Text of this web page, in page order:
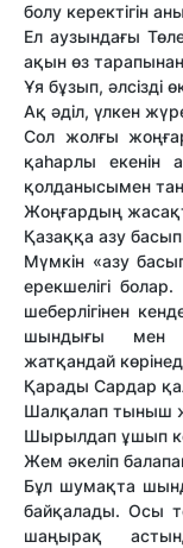
болу керектігін
Ел аузындағы
ақын өз
Ұя бұзып, әлсізді
Ақ әділ, үлкен
Сол жолғы
қаһарлы екенін
қолданысымен
Жоңғардың
Қазаққа азу
Мүмкін «азу
ерекшелігі
шеберлігінен
шындығы мен
жатқандай
Қарады Сардар
Шалқалап тыныш
Шырылдап ұшып
Жем әкеліп
Бұл шумақта
байқалады. Осы
шаңырақ